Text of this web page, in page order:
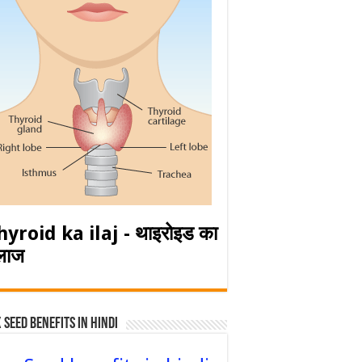
ka ilaj - थाइरोइड का
Seed Benefits in hindi